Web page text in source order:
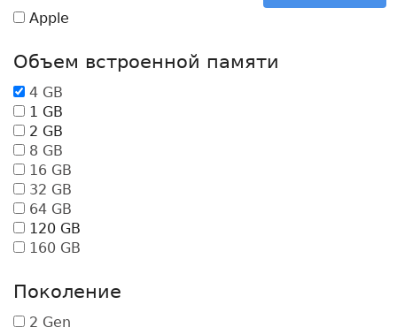
Apple
Объем встроенной памяти
4 GB
1 GB
2 GB
8 GB
16 GB
32 GB
64 GB
120 GB
160 GB
Поколение
2 Gen